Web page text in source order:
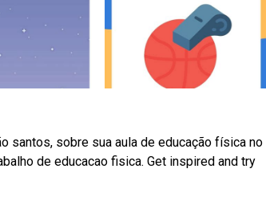
santos, sobre sua aula de educação física no
de educacao fisica. Get inspired and try